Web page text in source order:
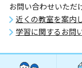
お問い合わせいただ
近くの教室を案内
学習に関するお問